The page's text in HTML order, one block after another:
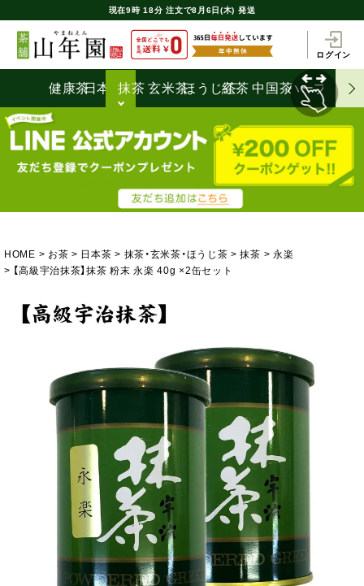
現在9時 18分 注文で8月6日(木) 発送
ログイン
健康茶日本茶抹茶 玄米茶ほうじ茶
紅茶 中国茶ハーブティ
HOME お茶 日本茶 抹茶・玄米茶・ほうじ茶 抹茶
永楽
【高級宇治抹茶】抹茶 粉末 永楽 40g ×2缶セット